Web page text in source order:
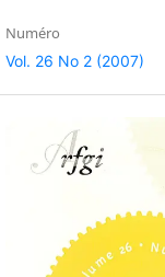
Numéro
Vol. 26 No 2 (2007)